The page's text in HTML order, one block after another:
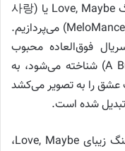
در این مطلب به سراغ متن و ترجمه آهنگ Love, Maybe یا (사랑
인가 봐) از گروه خوش‌صدای ملومانس (MeloMance) می‌پردازیم.
فوق‌العاده محبوب
«خواستگاری کاری» (A Business Proposal) شناخته می‌شود، به
عشق را به تصویر می‌کشد
شده است.
در ادامه برای خواندن تکست و معنی اهنگ زیبای Love, Maybe،